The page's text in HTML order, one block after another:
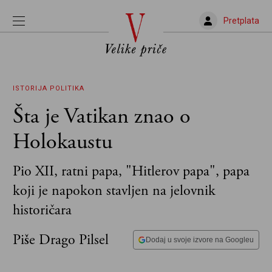
Pretplata
ISTORIJA POLITIKA
Šta je Vatikan znao o
Holokaustu
Pio XII, ratni papa, "Hitlerov papa", papa
koji je napokon stavljen na jelovnik
historičara
Piše Drago Pilsel
Dodaj u svoje izvore na Googleu